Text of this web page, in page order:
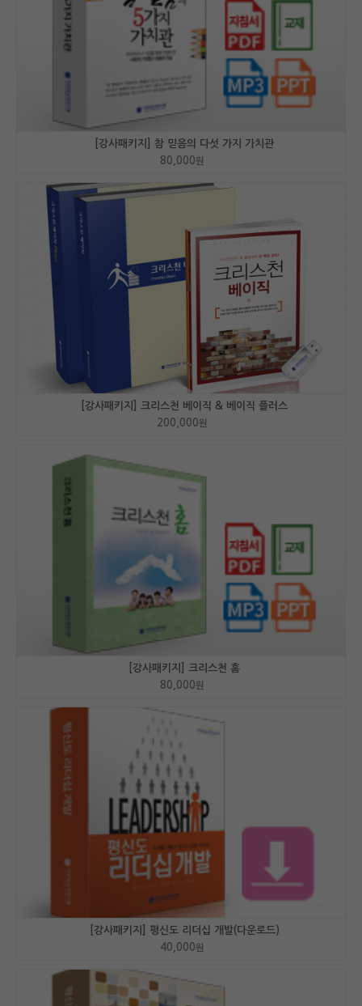
[강사패키지] 참 믿음의 다섯 가지 가치관
80,000원
[강사패키지] 크리스천 베이직 & 베이직 플러스
200,000원
[강사패키지] 크리스천 홈
80,000원
[강사패키지] 평신도 리더십 개발(다운로드)
40,000원